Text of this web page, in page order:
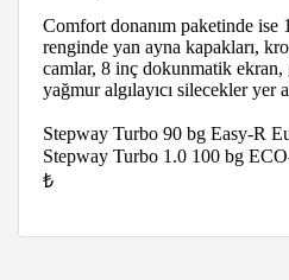
Comfort donanım paketinde
renginde yan ayna kapakları,
camlar, 8 inç dokunmatik ekran,
yağmur algılayıcı silecekler yer
Stepway Turbo 90 bg Easy-R
Stepway Turbo 1.0 100 bg
₺